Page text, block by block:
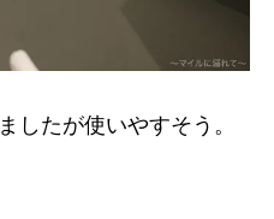
したが使いやすそう。